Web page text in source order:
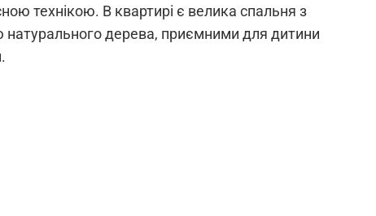
технікою. В квартирі є велика спальня з
натурального дерева, приємними для дитини